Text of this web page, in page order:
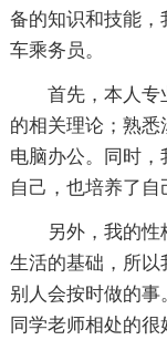
备的知识和技能，
车乘务员。
首先，本人专
的相关理论；熟
电脑办公。同时
自己，也培养了自
另外，我的
生活的基础，所
别人会按时做的
同学老师相处的